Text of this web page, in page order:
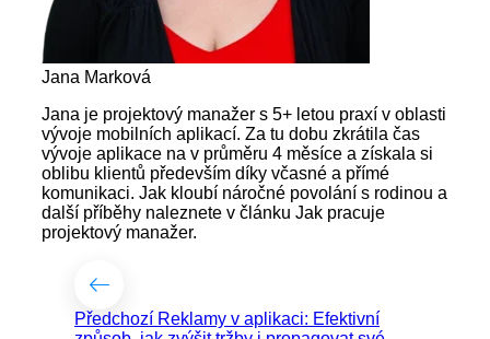
Jana Marková
Jana je projektový manažer s 5+ letou praxí v oblasti
vývoje mobilních aplikací. Za tu dobu zkrátila čas
vývoje aplikace na v průměru 4 měsíce a získala si
oblibu klientů především díky včasné a přímé
komunikaci. Jak kloubí náročné povolání s rodinou a
další příběhy naleznete v článku Jak pracuje
projektový manažer.
Předchozí Reklamy v aplikaci: Efektivní